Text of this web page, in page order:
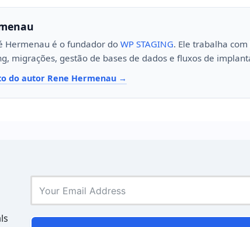
Hermenau é o fundador doWP STAGING. Ele trabalha
migrações, gestão de bases de dados e fluxos de
do autor Rene Hermenau